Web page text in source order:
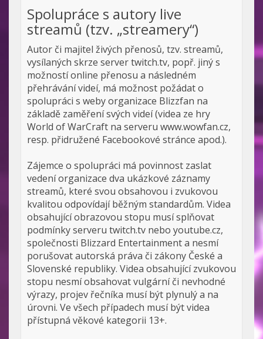
Spolupráce s autory live
streamů (tzv. „streamery“)
Autor či majitel živých přenosů, tzv. streamů,
vysílaných skrze server twitch.tv, popř. jiný s
možností online přenosu a následném
přehrávání videí, má možnost požádat o
spolupráci s weby organizace Blizzfan na
základě zaměření svých videí (videa ze hry
World of WarCraft na serveru www.wowfan.cz,
resp. přidružené Facebookové stránce apod.).
Zájemce o spolupráci má povinnost zaslat
vedení organizace dva ukázkové záznamy
streamů, které svou obsahovou i zvukovou
kvalitou odpovídají běžným standardům. Videa
obsahující obrazovou stopu musí splňovat
podmínky serveru twitch.tv nebo youtube.cz,
společnosti Blizzard Entertainment a nesmí
porušovat autorská práva či zákony České a
Slovenské republiky. Videa obsahující zvukovou
stopu nesmí obsahovat vulgární či nevhodné
výrazy, projev řečníka musí být plynulý a na
úrovni. Ve všech případech musí být videa
přístupná věkové kategorii 13+.